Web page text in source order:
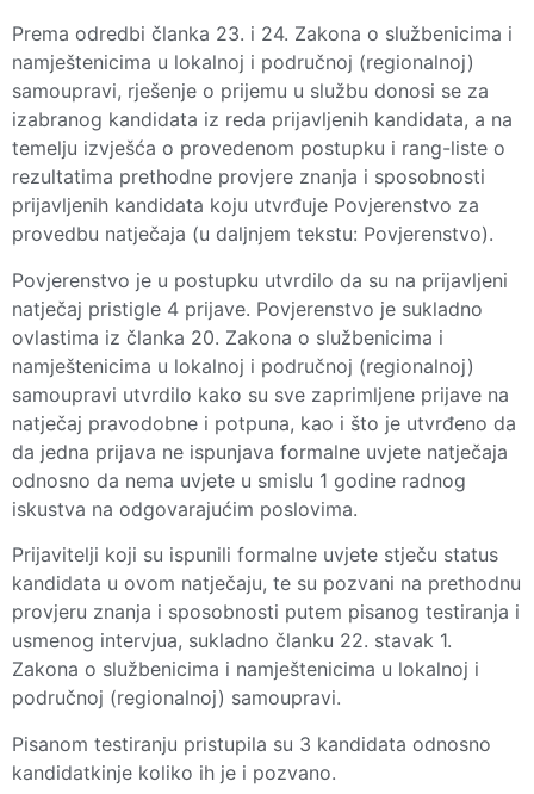
Prema odredbi članka 23. i 24. Zakona o službenicima i
namještenicima u lokalnoj i područnoj (regionalnoj)
samoupravi, rješenje o prijemu u službu donosi se za
izabranog kandidata iz reda prijavljenih kandidata, a na
temelju izvješća o provedenom postupku i rang-liste o
rezultatima prethodne provjere znanja i sposobnosti
prijavljenih kandidata koju utvrđuje Povjerenstvo za
provedbu natječaja (u daljnjem tekstu: Povjerenstvo).
Povjerenstvo je u postupku utvrdilo da su na prijavljeni
natječaj pristigle 4 prijave. Povjerenstvo je sukladno
ovlastima iz članka 20. Zakona o službenicima i
namještenicima u lokalnoj i područnoj (regionalnoj)
samoupravi utvrdilo kako su sve zaprimljene prijave na
natječaj pravodobne i potpuna, kao i što je utvrđeno da
da jedna prijava ne ispunjava formalne uvjete natječaja
odnosno da nema uvjete u smislu 1 godine radnog
iskustva na odgovarajućim poslovima.
Prijavitelji koji su ispunili formalne uvjete stječu status
kandidata u ovom natječaju, te su pozvani na prethodnu
provjeru znanja i sposobnosti putem pisanog testiranja i
usmenog intervjua, sukladno članku 22. stavak 1.
Zakona o službenicima i namještenicima u lokalnoj i
područnoj (regionalnoj) samoupravi.
Pisanom testiranju pristupila su 3 kandidata odnosno
kandidatkinje koliko ih je i pozvano.